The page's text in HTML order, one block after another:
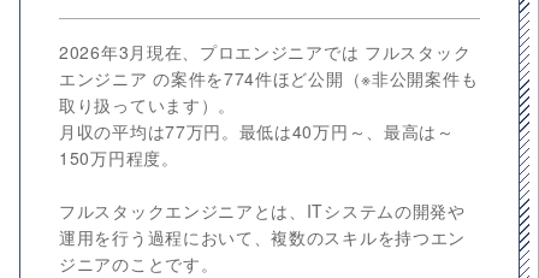
2026年3月現在、プロエンジニアでは フルスタック
エンジニア の案件を774件ほど公開（※非公開案件も
取り扱っています）。
月収の平均は77万円。最低は40万円～、最高は～
150万円程度。
フルスタックエンジニアとは、ITシステムの開発や
運用を行う過程において、複数のスキルを持つエン
ジニアのことです。